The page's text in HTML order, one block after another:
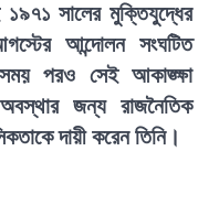
১৯৭১ সালের মুক্তিযুদ্ধের
আন্দোলন সংঘটিত
সময় পরও সেই আকাঙ্ক্ষা
জন্য রাজনৈতিক
দায়ী করেন তিনি।